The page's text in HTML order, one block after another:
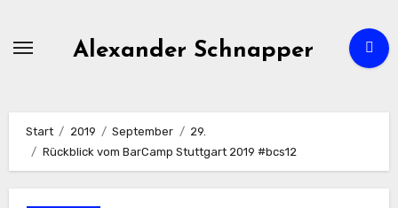
Alexander Schnapper
Start 2019 September
29.
Rückblick vom BarCamp Stuttgart 2019 #bcs12